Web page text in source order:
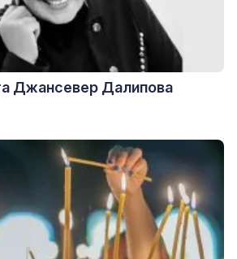
Джансевер Далипова